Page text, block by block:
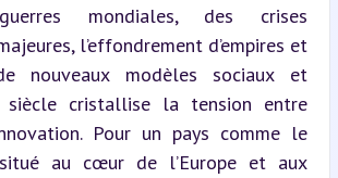
mondiales, des crises
l’effondrement d’empires et
de nouveaux modèles sociaux et
siècle cristallise la tension entre
Pour un pays comme le
situé au cœur de l’Europe et aux